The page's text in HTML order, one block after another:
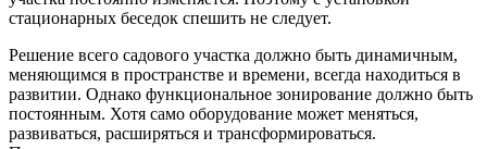
стационарных беседок спешить не следует.
Решение всего садового участка должно быть динамичным,
меняющимся в пространстве и времени, всегда находиться в
развитии. Однако функциональное зонирование должно быть
постоянным. Хотя само оборудование может меняться,
развиваться, расширяться и трансформироваться.